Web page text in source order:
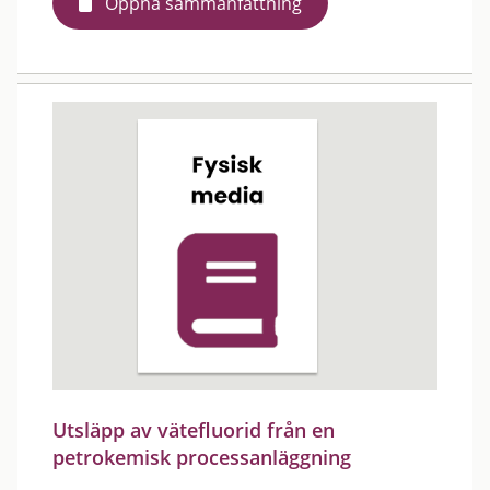
Utsläpp av vätefluorid från en
petrokemisk processanläggning